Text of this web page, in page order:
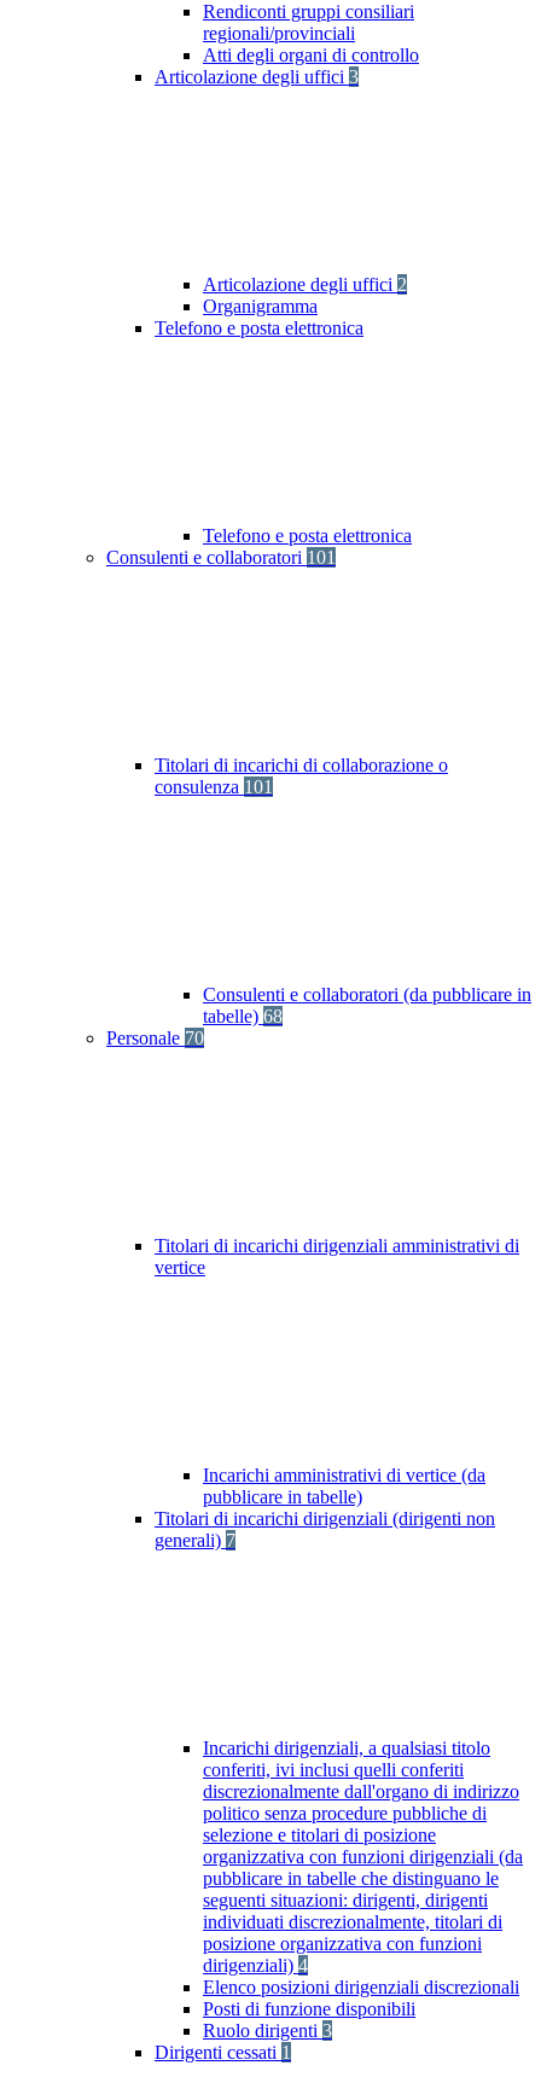
Rendiconti gruppi consiliari
regionali/provinciali
Atti degli organi di controllo
Articolazione degli uffici 3
Articolazione degli uffici 2
Organigramma
Telefono e posta elettronica
Telefono e posta elettronica
Consulenti e collaboratori 101
Titolari di incarichi di collaborazione o
consulenza 101
Consulenti e collaboratori (da pubblicare in
tabelle) 68
Personale 70
Titolari di incarichi dirigenziali amministrativi di
vertice
Incarichi amministrativi di vertice (da
pubblicare in tabelle)
Titolari di incarichi dirigenziali (dirigenti non
generali) 7
Incarichi dirigenziali, a qualsiasi titolo
conferiti, ivi inclusi quelli conferiti
discrezionalmente dall'organo di indirizzo
politico senza procedure pubbliche di
selezione e titolari di posizione
organizzativa con funzioni dirigenziali (da
pubblicare in tabelle che distinguano le
seguenti situazioni: dirigenti, dirigenti
individuati discrezionalmente, titolari di
posizione organizzativa con funzioni
dirigenziali) 4
Elenco posizioni dirigenziali discrezionali
Posti di funzione disponibili
Ruolo dirigenti 3
Dirigenti cessati 1